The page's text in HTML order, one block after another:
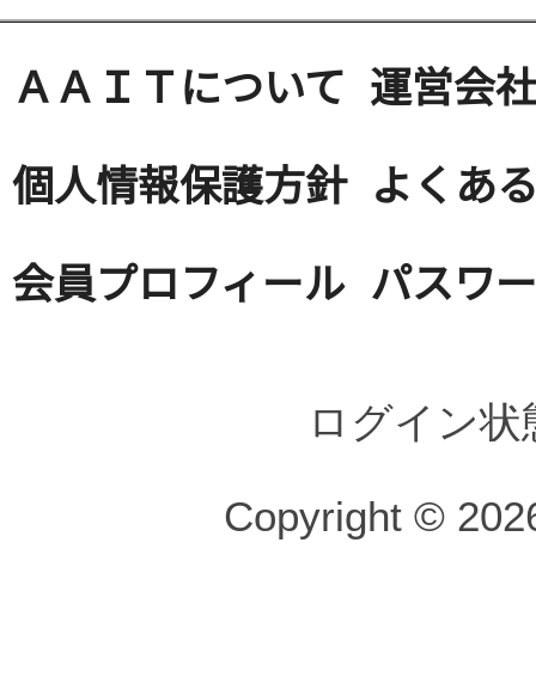
ＡＡＩＴについて 運営会社
個人情報保護方針 よくあ
会員プロフィール パスワ
ログイン
Copyright ©